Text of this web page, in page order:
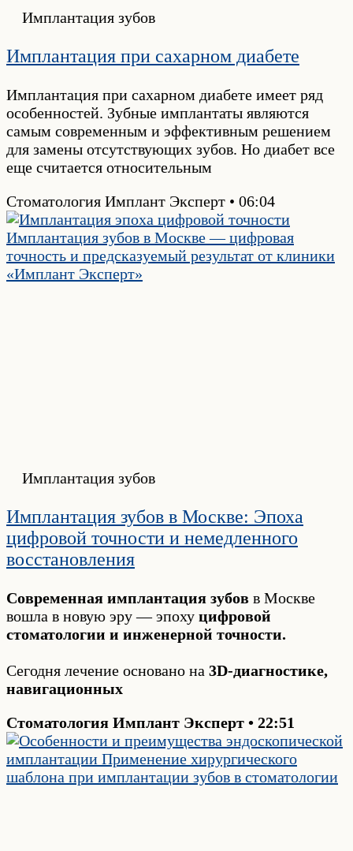
Имплантация зубов
Имплантация при сахарном диабете
Имплантация при сахарном диабете имеет ряд
особенностей. Зубные имплантаты являются
самым современным и эффективным решением
для замены отсутствующих зубов. Но диабет все
еще считается относительным
Стоматология Имплант Эксперт
06:04
Имплантация зубов
Имплантация зубов в Москве: Эпоха
цифровой точности и немедленного
восстановления
Современная имплантация зубов в Москве
вошла в новую эру — эпоху цифровой
стоматологии и инженерной точности.
Сегодня лечение основано на 3D-диагностике,
навигационных
Стоматология Имплант Эксперт
22:51